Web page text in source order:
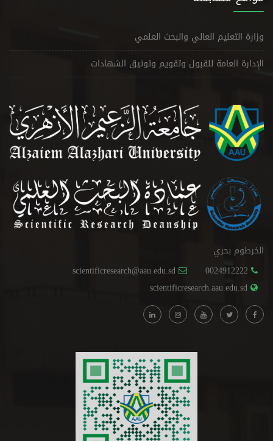
وزارة التعليم العالي والبحث العلمي
الإدارة العامة للقبول وتقويم وتوثيق الشهادات
الخرطوم بحري
0024912222
scientificresearch@aau.edu.sd
scientificresearch.aau.edu.sd